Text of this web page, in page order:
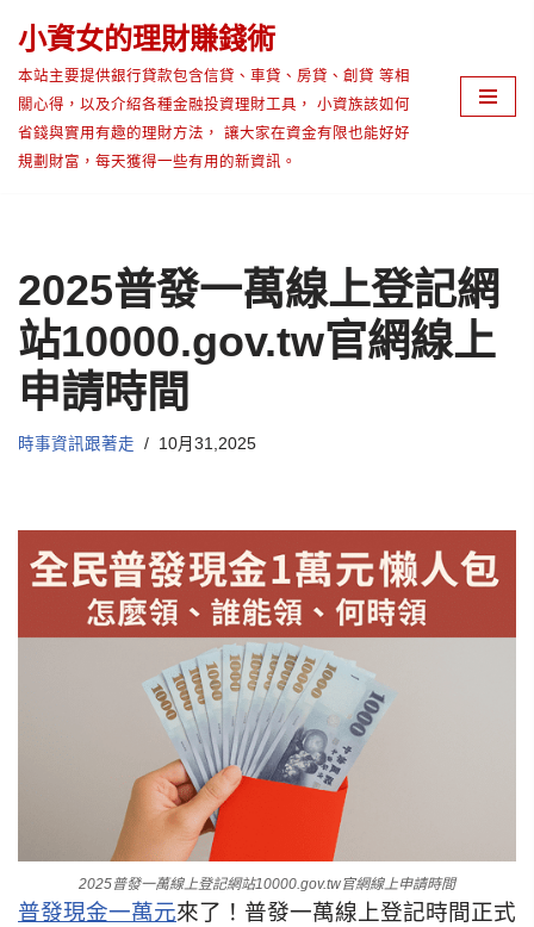
Skip
to
content
小資女的理財賺錢術
本站主要提供銀行貸款包含信貸、車貸、房貸、創貸 等相
關心得，以及介紹各種金融投資理財工具， 小資族該如何
省錢與實用有趣的理財方法， 讓大家在資金有限也能好好
規劃財富，每天獲得一些有用的新資訊。
2025普發一萬線上登記網
站10000.gov.tw官網線上
申請時間
時事資訊跟著走 10月31,2025
2025普發一萬線上登記網站10000.gov.tw官網線上申請時間
普發現金一萬元來了！普發一萬線上登記時間正式